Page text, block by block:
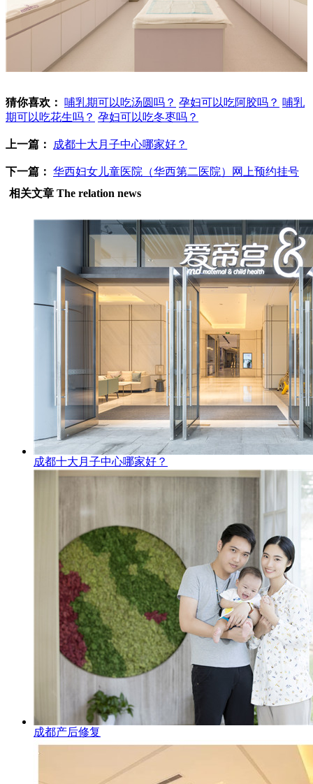
猜你喜欢： 哺乳期可以吃汤圆吗？ 孕妇可以吃阿胶吗？ 哺乳
期可以吃花生吗？ 孕妇可以吃冬枣吗？
上一篇： 成都十大月子中心哪家好？
下一篇： 华西妇女儿童医院（华西第二医院）网上预约挂号
相关文章 The relation news
成都十大月子中心哪家好？
成都产后修复